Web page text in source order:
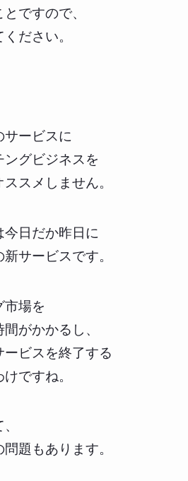
ですので、
ださい。
サービスに
グビジネスを
スメしません。
今日だか昨日に
サービスです。
市場を
がかかるし、
ービスを終了する
ですね。
題もあります。